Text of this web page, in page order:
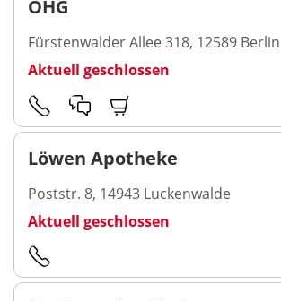
OHG
Fürstenwalder Allee 318, 12589 Berlin
Aktuell geschlossen
Löwen Apotheke
Poststr. 8, 14943 Luckenwalde
Aktuell geschlossen